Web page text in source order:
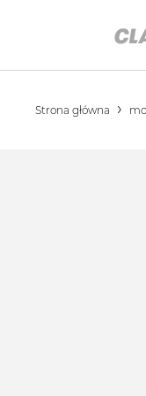
Strona główna